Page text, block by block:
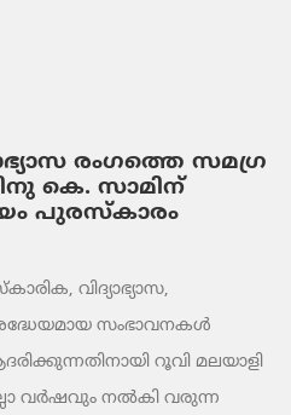
രംഗത്തെ സമഗ്ര
കെ. സാമിന്
പുരസ്‌കാരം
വിദ്യാഭ്യാസ,
സംഭാവനകൾ
റൂവി മലയാളി
വർഷവും നൽകി വരുന്ന